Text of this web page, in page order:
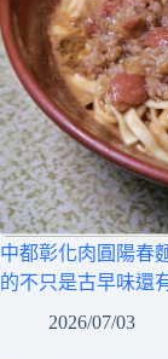
中都彰化肉圓陽春
的不只是古早味還
2026/07/03